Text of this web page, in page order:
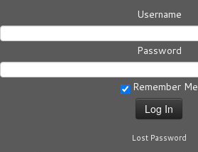
Username
Password
Remember Me
Lost Password